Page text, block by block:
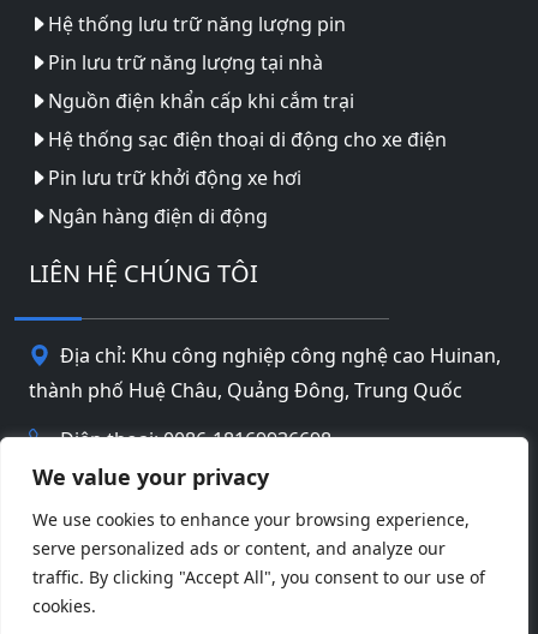
We value your privacy
We use cookies to enhance your browsing experience,
serve personalized ads or content, and analyze our
traffic. By clicking "Accept All", you consent to our use of
cookies.
Hệ thống lưu trữ năng lượng pin
Pin lưu trữ năng lượng tại nhà
Nguồn điện khẩn cấp khi cắm trại
Hệ thống sạc điện thoại di động cho xe điện
Pin lưu trữ khởi động xe hơi
Ngân hàng điện di động
LIÊN HỆ CHÚNG TÔI
Địa chỉ: Khu công nghiệp công nghệ cao Huinan,
thành phố Huệ Châu, Quảng Đông, Trung Quốc
Điện thoại: 0086-18169936698
info@jbbatterychina.com
Chính sách bảo mật